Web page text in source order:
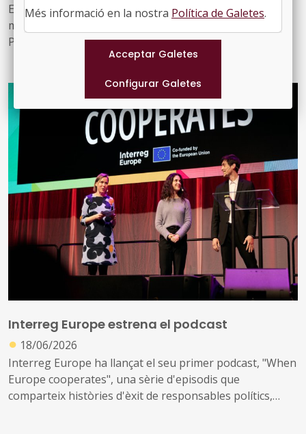
El Citizen Energy Advisory Hub (CEAH) convida els
municipis de la UE a sol·licitar suport per organitzar un
Panell Ciutadà d'Energia, un taller d'un dia de durada
que implica la ciutadania i els actors locals en la co-
Interreg Europe estrena el podcast
● 18/06/2026
Interreg Europe ha llançat el seu primer podcast, "When
Europe cooperates", una sèrie d'episodis que
comparteix històries d'èxit de responsables polítics,
Més informació en la nostra Política de Galetes.